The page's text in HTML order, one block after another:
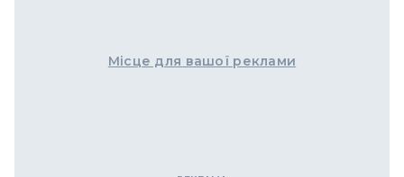
Місце для вашої реклами